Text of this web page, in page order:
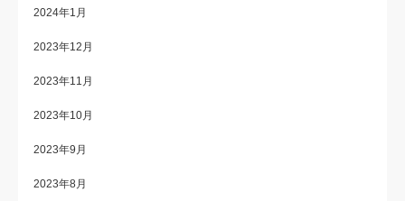
2024年1月
2023年12月
2023年11月
2023年10月
2023年9月
2023年8月